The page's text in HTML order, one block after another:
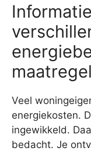
Veel
energiekosten.
ingewikkeld.
bedacht. Je